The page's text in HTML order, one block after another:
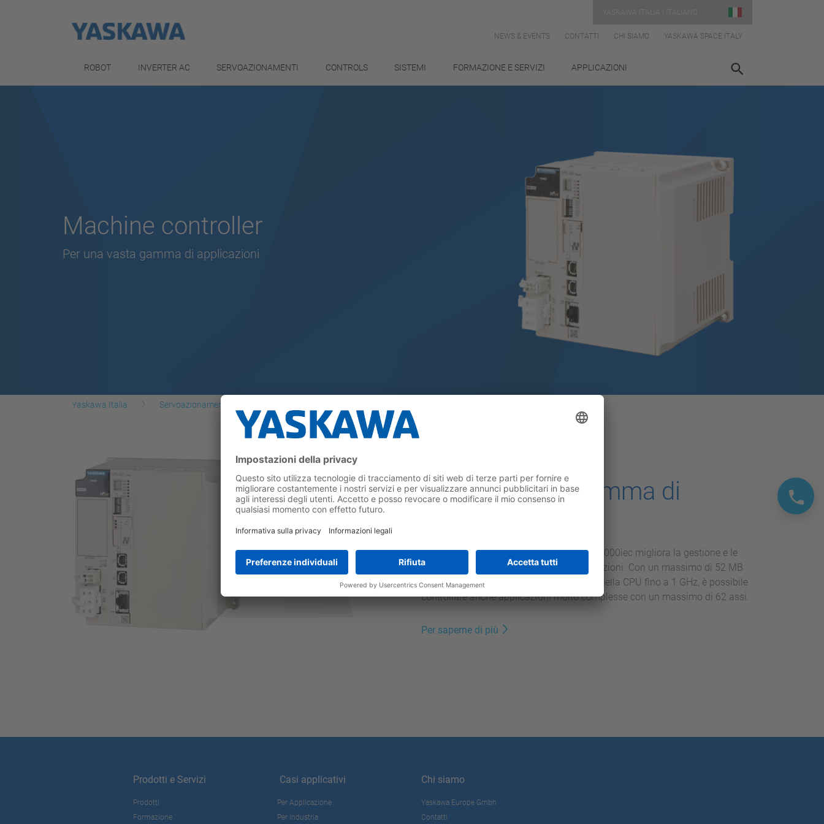
NEWS & EVENTS CONTATTI CHI SIAMO YASKAWA SPACE ITALY
ROBOT INVERTER AC SERVOAZIONAMENTI CONTROLS SISTEMI FORMAZIONE E SERVIZI APPLICAZIONI
Machine controller
Per una vasta gamma di applicazioni
Yaskawa Italia Servoazionamenti
Per una vasta gamma di
L'uso della serie di machine controller MP3000iec migliora la gestione e le
prestazioni in un'ampia gamma di applicazioni. Con un massimo di 52 MB
di memoria per dati utente e una velocità della CPU fino a 1 GHz, è possibile
controllare anche applicazioni molto complesse con un massimo di 62 assi.
Per saperne di più
Prodotti e Servizi
Prodotti
Formazione
Casi applicativi
Per Applicazione
Per Industria
Chi siamo
Yaskawa Europe Gmbh
Contatti